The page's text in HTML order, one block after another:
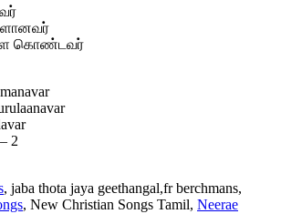
கொண்டவர்
2
, jaba thota jaya geethangal,fr berchmans,
, New Christian Songs Tamil, Neerae